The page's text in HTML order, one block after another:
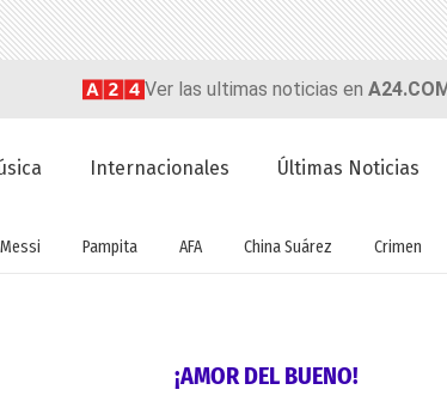
Ver las ultimas noticias en
Internacionales Últimas Noticias
Messi Pampita AFA China Suárez Crimen
¡AMOR DEL BUENO!